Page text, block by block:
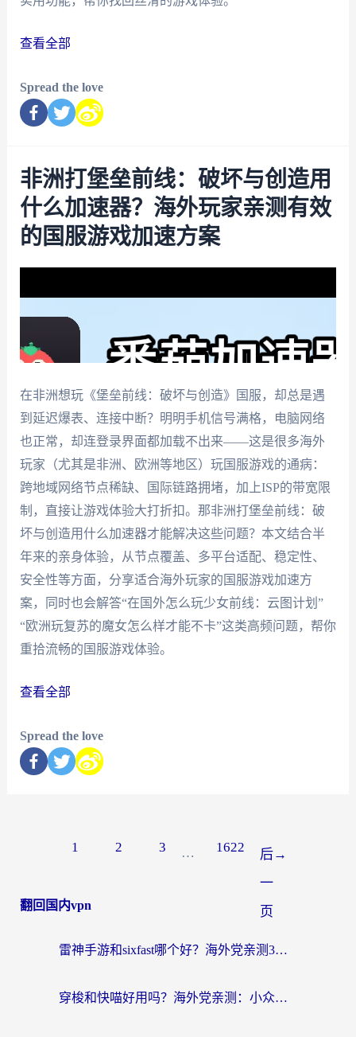
查看全部
Spread the love
非洲打堡垒前线：破坏与创造用
什么加速器？海外玩家亲测有效
的国服游戏加速方案
在非洲想玩《堡垒前线：破坏与创造》国服，却总是遇
到延迟爆表、连接中断？明明手机信号满格，电脑网络
也正常，却连登录界面都加载不出来——这是很多海外
玩家（尤其是非洲、欧洲等地区）玩国服游戏的通病：
跨地域网络节点稀缺、国际链路拥堵，加上ISP的带宽限
制，直接让游戏体验大打折扣。那非洲打堡垒前线：破
坏与创造用什么加速器才能解决这些问题？本文结合半
年来的亲身体验，从节点覆盖、多平台适配、稳定性、
安全性等方面，分享适合海外玩家的国服游戏加速方
案，同时也会解答“在国外怎么玩少女前线：云图计划”
“欧洲玩复苏的魔女怎么样才能不卡”这类高频问题，帮你
重拾流畅的国服游戏体验。
查看全部
Spread the love
1 2 3 … 1622
后
一
页
→
翻回国内vpn
雷神手游和sixfast哪个好？海外党亲测3款回国加速器，教你选对不踩坑
穿梭和快喵好用吗？海外党亲测：小众加速器对比+番茄加速器深度体验